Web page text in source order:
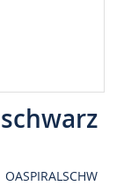
OASPIRALSCHW